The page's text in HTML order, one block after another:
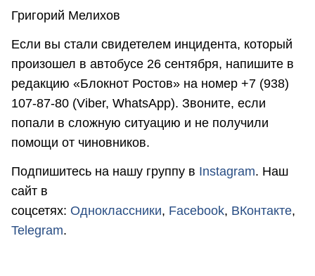
Григорий Мелихов
Если вы стали свидетелем инцидента, который
произошел в автобусе 26 сентября, напишите в
редакцию «Блокнот Ростов» на номер +7 (938)
107-87-80 (Viber, WhatsApp). Звоните, если
попали в сложную ситуацию и не получили
помощи от чиновников.
Подпишитесь на нашу группу в Instagram. Наш
сайт в
соцсетях: Одноклассники, Facebook, ВКонтакте,
Telegram.